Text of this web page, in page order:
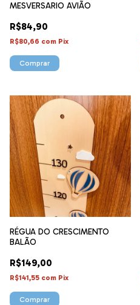
MESVERSARIO AVIÃO
R$84,90
R$80,66 com Pix
Comprar
RÉGUA DO CRESCIMENTO
BALÃO
R$149,00
R$141,55 com Pix